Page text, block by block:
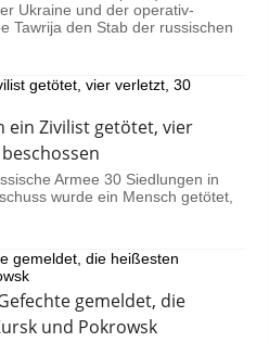
Ukraine und der operativ-
Tawrija den Stab der russischen
ein Zivilist getötet, vier
Armee 30 Siedlungen in
wurde ein Mensch getötet,
gemeldet, die
und Pokrowsk